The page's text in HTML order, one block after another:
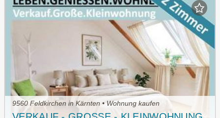
9560 Feldkirchen in Kärnten • Wohnung kaufen